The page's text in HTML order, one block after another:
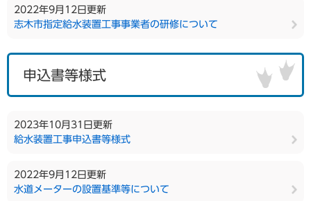
2022年9月12日更新
志木市指定給水装置工事事業者の研修について
申込書等様式
2023年10月31日更新
給水装置工事申込書等様式
2022年9月12日更新
水道メーターの設置基準等について